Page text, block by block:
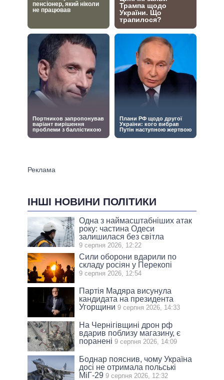
ІНШІ НОВИНИ ПОЛІТИКИ
Одна з наймасштабніших атак
року: частина Одеси
залишилася без світла
9 серпня 2026, 12:22
Сили оборони вдарили по
складу росіян у Перекопі
9 серпня 2026, 12:54
Партія Мадяра висунула
кандидата на президента
Угорщини 9 серпня 2026, 14:33
На Чернігівщині дрон рф
вдарив поблизу магазину, є
поранені 9 серпня 2026, 14:09
Боднар пояснив, чому Україна
досі не отримала польські
МіГ-29 9 серпня 2026, 12:32